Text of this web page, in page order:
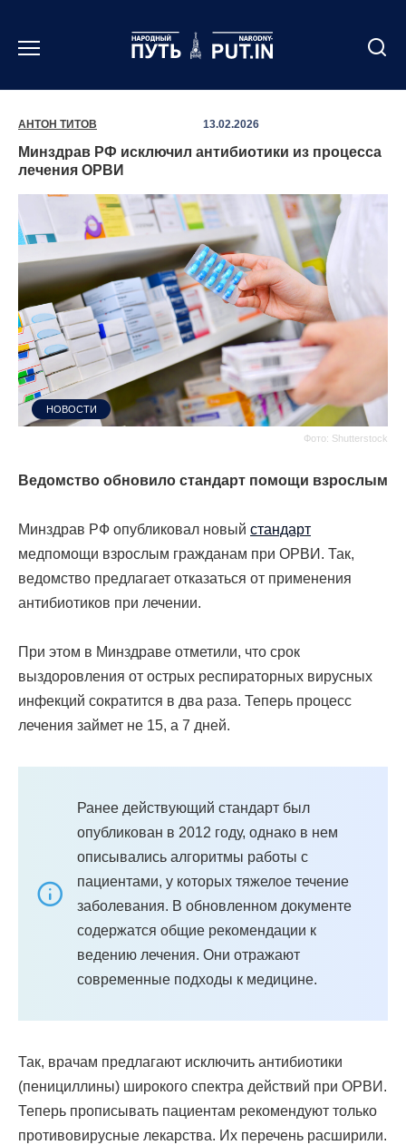
содержанию
АНТОН ТИТОВ 13.02.2026
Минздрав РФ исключил антибиотики из процесса
лечения ОРВИ
Фото: Shutterstock
НОВОСТИ
Ведомство обновило стандарт помощи взрослым
Минздрав РФ опубликовал новый стандарт
медпомощи взрослым гражданам при ОРВИ. Так,
ведомство предлагает отказаться от применения
антибиотиков при лечении.
При этом в Минздраве отметили, что срок
выздоровления от острых респираторных вирусных
инфекций сократится в два раза. Теперь процесс
лечения займет не 15, а 7 дней.
Ранее действующий стандарт был
опубликован в 2012 году, однако в нем
описывались алгоритмы работы с
пациентами, у которых тяжелое течение
заболевания. В обновленном документе
содержатся общие рекомендации к
ведению лечения. Они отражают
современные подходы к медицине.
Так, врачам предлагают исключить антибиотики
(пенициллины) широкого спектра действий при ОРВИ.
Теперь прописывать пациентам рекомендуют только
противовирусные лекарства. Их перечень расширили.